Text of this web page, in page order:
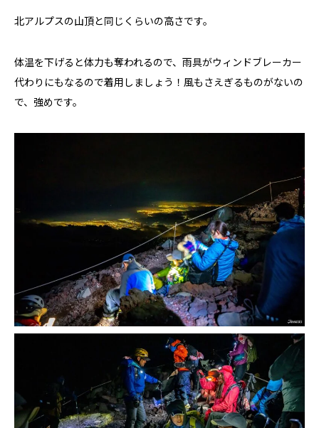
北アルプスの山頂と同じくらいの高さです。
体温を下げると体力も奪われるので、雨具がウィンドブレーカー
代わりにもなるので着用しましょう！風もさえぎるものがないの
で、強めです。